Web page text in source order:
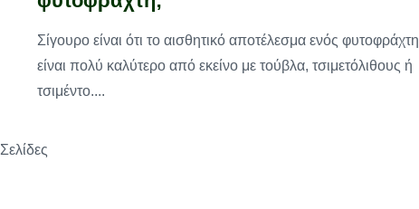
Σίγουρο είναι ότι το αισθητικό αποτέλεσμα ενός φυτοφράχτη
είναι πολύ καλύτερο από εκείνο με τούβλα, τσιμετόλιθους ή
τσιμέντο....
Σελίδες